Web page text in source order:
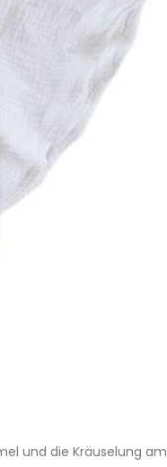
und die Kräuselung am